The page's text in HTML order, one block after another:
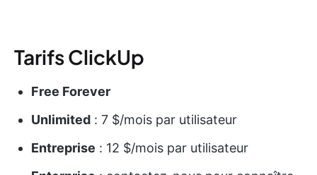
Tarifs ClickUp
Free Forever
Unlimited : 7 $/mois par utilisateur
Entreprise : 12 $/mois par utilisateur